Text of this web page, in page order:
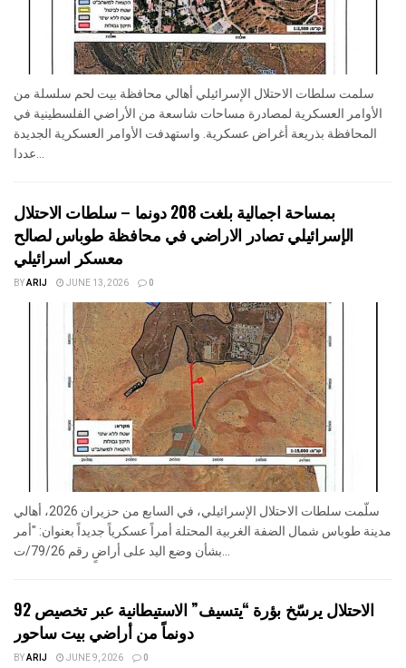
سلمت سلطات الاحتلال الإسرائيلي أهالي محافظة بيت لحم سلسلة من
الأوامر العسكرية لمصادرة مساحات شاسعة من الأراضي الفلسطينية في
المحافظة بذريعة أغراض عسكرية. واستهدفت الأوامر العسكرية الجديدة
عددا...
بمساحة اجمالية بلغت 208 دونما – سلطات الاحتلال
الإسرائيلي تصادر الاراضي في محافظة طوباس لصالح
معسكر اسرائيلي
BYARIJ JUNE 13, 2026 0
سلّمت سلطات الاحتلال الإسرائيلي، في السابع من حزيران 2026، أهالي
مدينة طوباس شمال الضفة الغربية المحتلة أمراً عسكرياً جديداً بعنوان: "أمر
بشأن وضع اليد على أراضٍ رقم 79/26/ت...
الاحتلال يرسّخ بؤرة “يتسيف” الاستيطانية عبر تخصيص 92
دونماً من أراضي بيت ساحور
BYARIJ JUNE 9, 2026 0